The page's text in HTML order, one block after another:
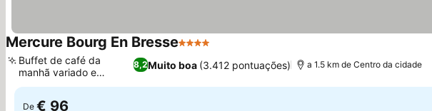
Mercure Bourg En Bresse4 Estrelas
8,2Muito boa (3.412 pontuações)
Buffet de café da
manhã variado e
gourmet
a 1.5 km de Centro da cidade
De € 96